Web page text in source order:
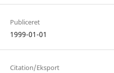
Publiceret
1999-01-01
Citation/Eksport